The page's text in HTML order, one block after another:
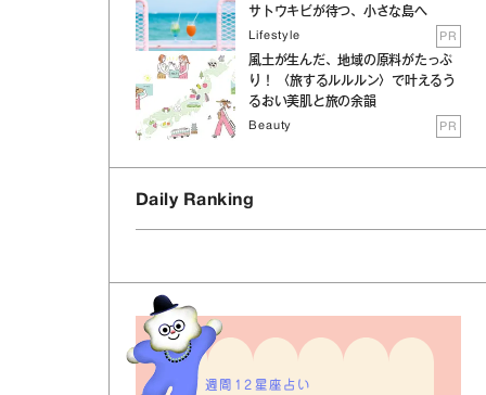
サトウキビが待つ、小さな島へ
Lifestyle PR
風土が生んだ、地域の原料がたっぷ
り！ 〈旅するルルルン〉で叶えるう
るおい美肌と旅の余韻
Beauty PR
Daily Ranking
週間12星座占い